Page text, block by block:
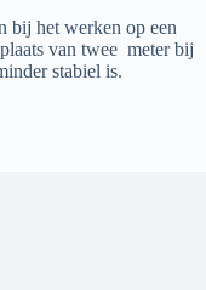
bij het werken op een
van twee meter bij
stabiel is.